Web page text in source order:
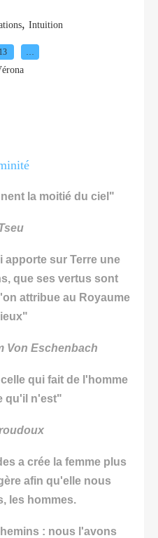
, Intuition
la moitié du ciel"
apporte sur Terre une
que ses vertus sont
attribue au Royaume
Von Eschenbach
qui fait de l'homme
qu'il n'est"
a crée la femme plus
afin qu'elle nous
les hommes.
: nous l'avons